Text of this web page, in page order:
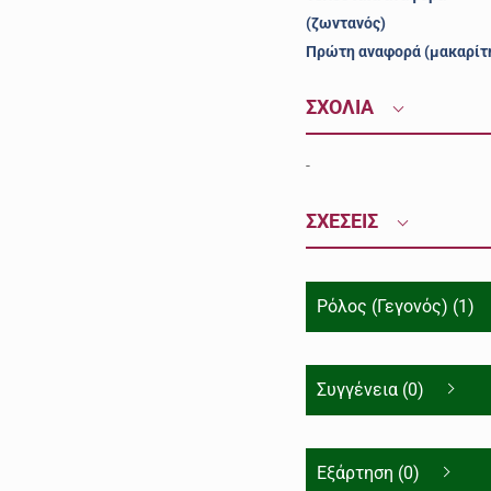
(ζωντανός)
Πρώτη αναφορά
ΣΧΟΛΙΑ
-
ΣΧΕΣΕΙΣ
Ρόλος (Γεγονός) (1)
Συγγένεια (0)
Εξάρτηση (0)